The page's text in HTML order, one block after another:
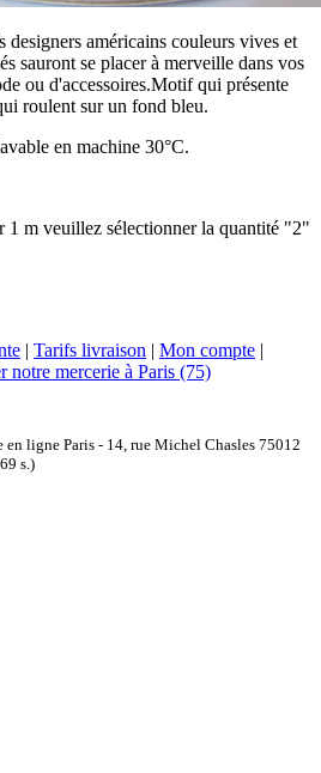
designers américains couleurs vives et
sauront se placer à merveille dans vos
ou d'accessoires.Motif qui présente
roulent sur un fond bleu.
en machine 30°C.
1 m veuillez sélectionner la quantité "2"
| Tarifs livraison | Mon compte |
notre mercerie à Paris (75)
en ligne Paris - 14, rue Michel Chasles 75012
s.)